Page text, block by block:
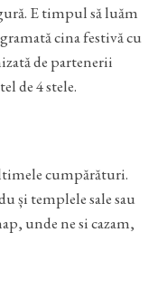
E timpul să luăm
cina festivă cu
de partenerii
de 4 stele.
cumpărături.
și templele sale sau
unde ne si cazam,